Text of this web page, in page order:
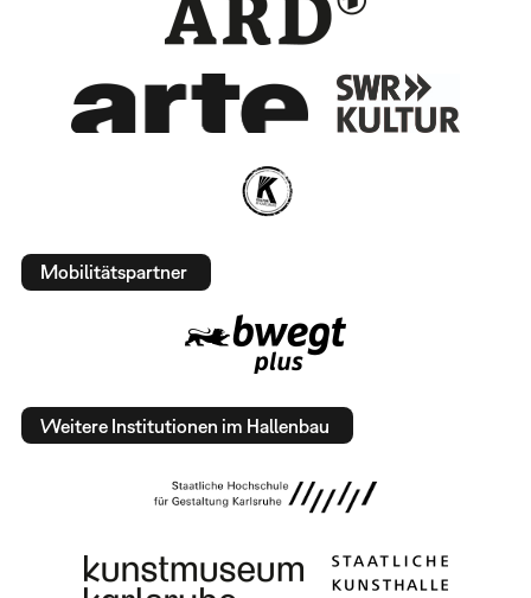
Mobilitätspartner
Weitere Institutionen im Hallenbau